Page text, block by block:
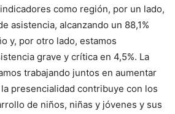
como región, por un lado,
asistencia, alcanzando un 88,1%
y, por otro lado, estamos
grave y crítica en 4,5%. La
trabajando juntos en aumentar
presencialidad contribuye con los
de niños, niñas y jóvenes y sus